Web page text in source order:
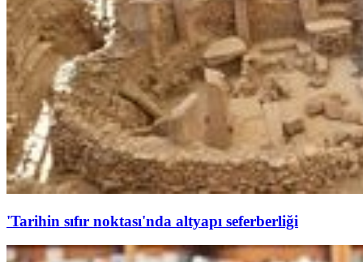
'Tarihin sıfır noktası'nda altyapı seferberliği